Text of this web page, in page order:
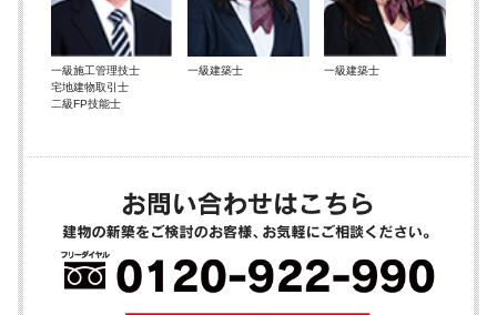
一級施工管理技士
宅地建物取引士
二級FP技能士
一級建築士 一級建築士